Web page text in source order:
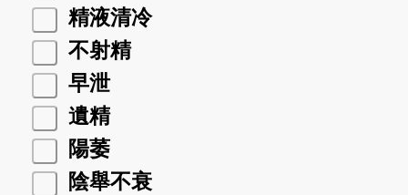
精液清冷
不射精
早泄
遺精
陽萎
陰舉不衰